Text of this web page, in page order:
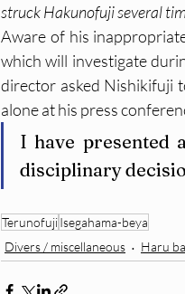
struck Hakunofuji several
Aware of his
which will investigate
director asked Nishikifuji
alone at his press
I have presented
disciplinary
TerunofujiIsegahama-beya
Divers / miscellaneous
Haru